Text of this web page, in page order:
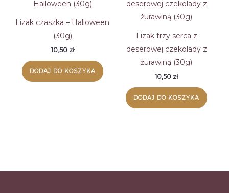
Lizak czaszka – Halloween
(30g)
10,50 zł
DODAJ DO KOSZYKA
Lizak trzy serca z
deserowej czekolady z
żurawiną (30g)
10,50 zł
DODAJ DO KOSZYKA